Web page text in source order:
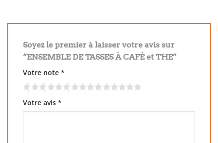
Soyez le premier à laisser votre avis sur
“ENSEMBLE DE TASSES À CAFÉ et THE”
Votre note *
Votre avis *